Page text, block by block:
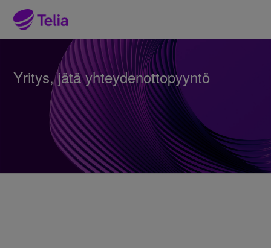
Yritys, jätä yhteydenottopyyntö